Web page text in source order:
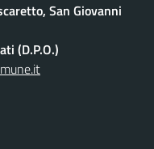
San Giovanni
(D.P.O.)